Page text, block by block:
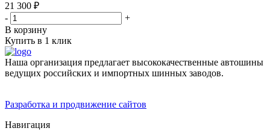
21 300 ₽
-
+
В корзину
Купить в 1 клик
Наша организация предлагает высококачественные автошины
ведущих российских и импортных шинных заводов.
Разработка и продвижение сайтов
Навигация